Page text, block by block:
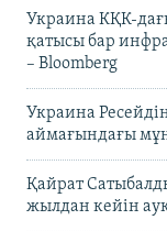
Украина КҚК-
қатысы бар
– Bloomberg
Украина
аймағындағы
Қайрат
жылдан кейін